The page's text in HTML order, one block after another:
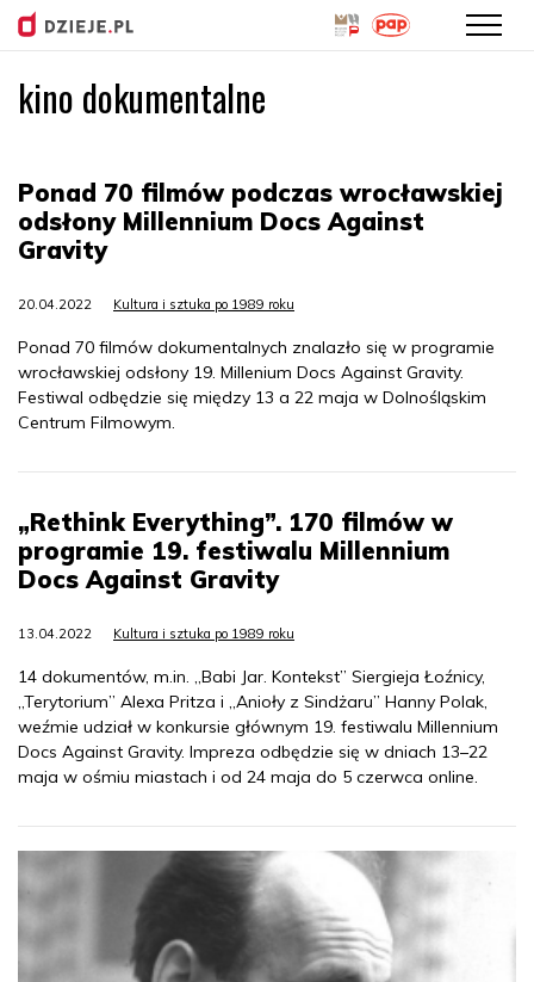
kino dokumentalne
Ponad 70 filmów podczas wrocławskiej
odsłony Millennium Docs Against
Gravity
20.04.2022 Kultura i sztuka po 1989 roku
Ponad 70 filmów dokumentalnych znalazło się w programie
wrocławskiej odsłony 19. Millenium Docs Against Gravity.
Festiwal odbędzie się między 13 a 22 maja w Dolnośląskim
Centrum Filmowym.
„Rethink Everything”. 170 filmów w
programie 19. festiwalu Millennium
Docs Against Gravity
13.04.2022 Kultura i sztuka po 1989 roku
14 dokumentów, m.in. „Babi Jar. Kontekst” Siergieja Łoźnicy,
„Terytorium” Alexa Pritza i „Anioły z Sindżaru” Hanny Polak,
weźmie udział w konkursie głównym 19. festiwalu Millennium
Docs Against Gravity. Impreza odbędzie się w dniach 13–22
maja w ośmiu miastach i od 24 maja do 5 czerwca online.